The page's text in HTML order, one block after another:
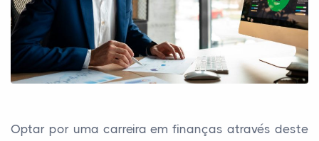
Optar por uma carreira em finanças através deste